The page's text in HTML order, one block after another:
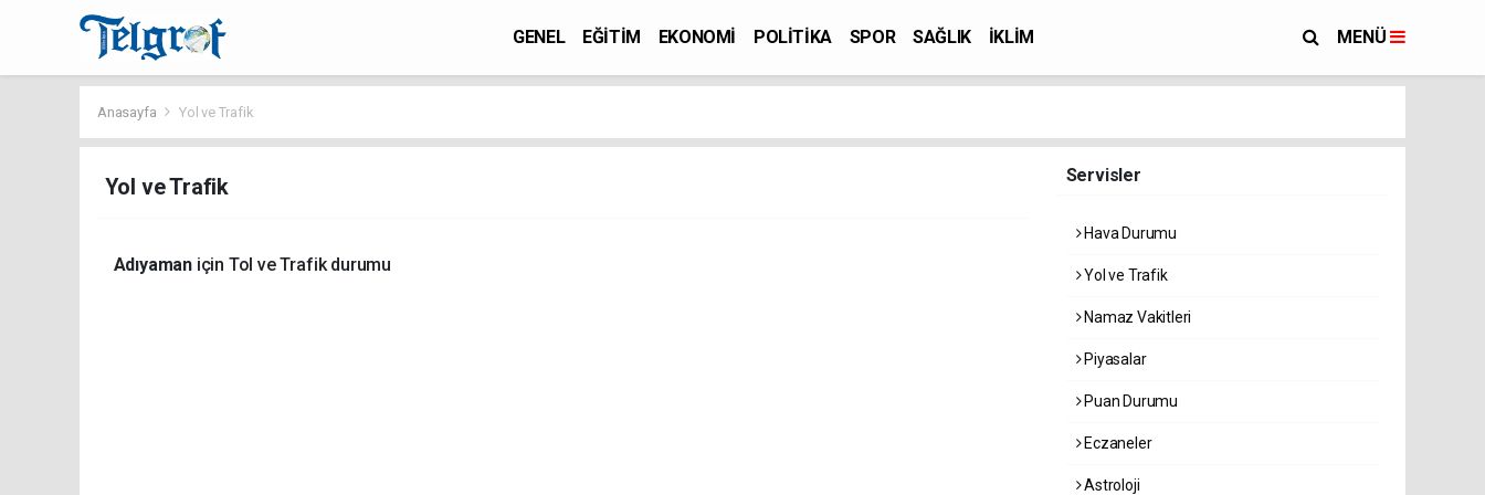
GENEL EĞİTİM EKONOMİ POLİTİKA SPOR SAĞLIK İKLİM MENÜ
Anasayfa Yol ve Trafik
Yol ve Trafik
Adıyaman için Tol ve Trafik durumu
Servisler
Hava Durumu
Yol ve Trafik
Namaz Vakitleri
Piyasalar
Puan Durumu
Eczaneler
Astroloji